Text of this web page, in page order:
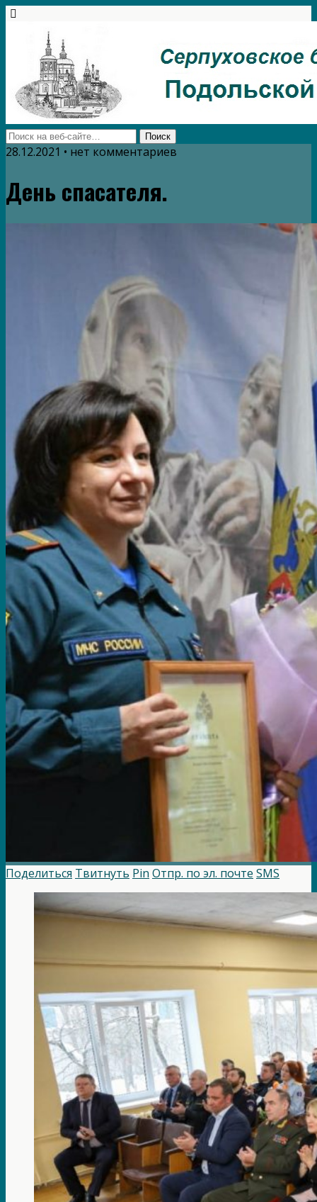
28.12.2021 • нет комментариев
День спасателя.
Поделиться Твитнуть Pin Отпр. по эл. почте SMS